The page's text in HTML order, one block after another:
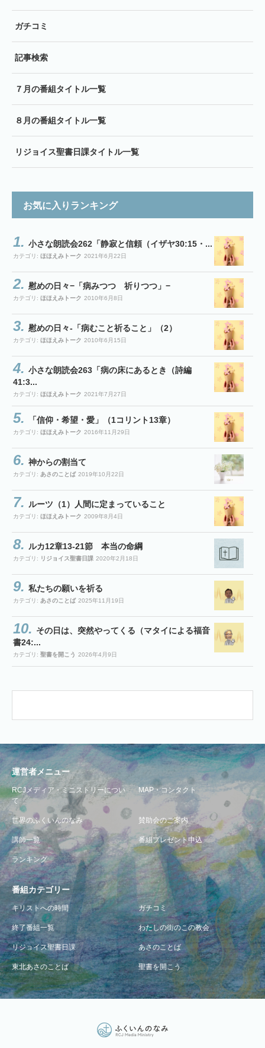
ガチコミ
記事検索
７月の番組タイトル一覧
８月の番組タイトル一覧
リジョイス聖書日課タイトル一覧
お気に入りランキング
小さな朗読会262「静寂と信頼（イザヤ30:15・...
カテゴリ: ほほえみトーク 2021年6月22日
慰めの日々−「病みつつ 祈りつつ」−
カテゴリ: ほほえみトーク 2010年6月8日
慰めの日々-「病むこと祈ること」（2）
カテゴリ: ほほえみトーク 2010年6月15日
小さな朗読会263「病の床にあるとき（詩編
41:3...
カテゴリ: ほほえみトーク 2021年7月27日
「信仰・希望・愛」（1コリント13章）
カテゴリ: ほほえみトーク 2016年11月29日
神からの割当て
カテゴリ: あさのことば 2019年10月22日
ルーツ（1）人間に定まっていること
カテゴリ: ほほえみトーク 2009年8月4日
ルカ12章13-21節 本当の命綱
カテゴリ: リジョイス聖書日課 2020年2月18日
私たちの願いを祈る
カテゴリ: あさのことば 2025年11月19日
その日は、突然やってくる（マタイによる福音
書24:...
カテゴリ: 聖書を開こう 2026年4月9日
運営者メニュー
RCJメディア・ミニストリーについ
て
MAP・コンタクト
世界のふくいんのなみ 賛助会のご案内
講師一覧 番組プレゼント申込
ランキング
番組カテゴリー
キリストへの時間 ガチコミ
終了番組一覧 わたしの街のこの教会
リジョイス聖書日課 あさのことば
東北あさのことば 聖書を開こう